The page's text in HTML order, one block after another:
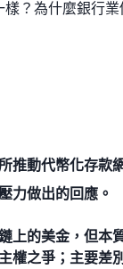
？為什麼銀行業
推動代幣化存款
力做出的回應。
上的美金，但本
權之爭；主要差